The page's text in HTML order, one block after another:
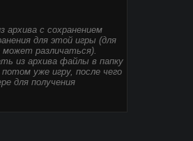
архива с сохранением
для этой игры (для
может различаться).
из архива файлы в папку
уже игру, после чего
для получения